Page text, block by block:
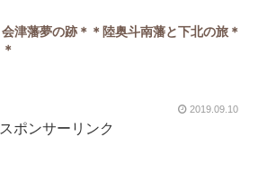
会津藩夢の跡＊＊陸奥斗南藩と下北の旅＊
＊
2019.09.10
スポンサーリンク